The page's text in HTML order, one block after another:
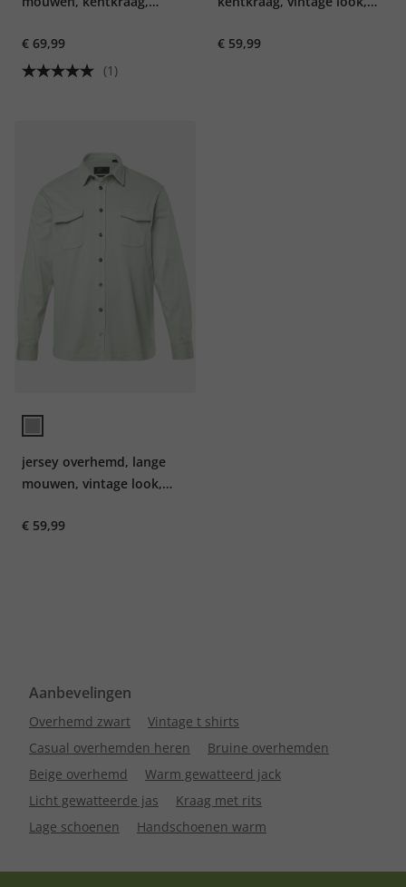
tot 8XL
€ 69,99
(1)
€ 59,99
jersey overhemd, lange
mouwen, vintage look,
8XL
€ 59,99
Aanbevelingen
Overhemd zwart
Vintage t shirts
Casual overhemden heren
Bruine overhemden
Beige overhemd
Warm gewatteerd jack
Licht gewatteerde jas
Kraag met rits
Lage schoenen
Handschoenen warm